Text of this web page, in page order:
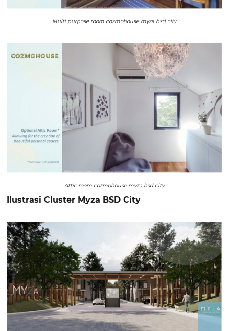
Multi purpose room cozmohouse myza bsd city
Attic room cozmohouse myza bsd city
Ilustrasi Cluster Myza BSD City